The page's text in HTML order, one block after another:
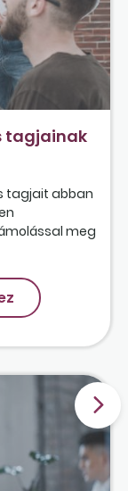
tagjainak
tagjait abban
meg